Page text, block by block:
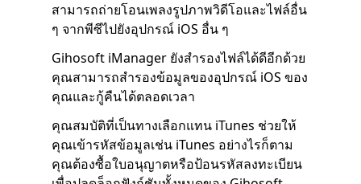
สามารถถ่ายโอนเพลงรูปภาพวิดีโอและไฟล์อื่น
ๆ จากพีซีไปยังอุปกรณ์ iOS อื่น ๆ
Gihosoft iManager ยังสำรองไฟล์ได้ดีอีกด้วย
คุณสามารถสำรองข้อมูลของอุปกรณ์ iOS ของ
คุณและกู้คืนได้ตลอดเวลา
คุณสมบัติที่เป็นทางเลือกแทน iTunes ช่วยให้
คุณเข้ารหัสข้อมูลเช่น iTunes อย่างไรก็ตาม
คุณต้องซื้อใบอนุญาตหรือป้อนรหัสลงทะเบียน